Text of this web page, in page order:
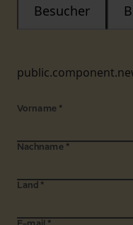
Besucher
Vorname *
Nachname *
Land *